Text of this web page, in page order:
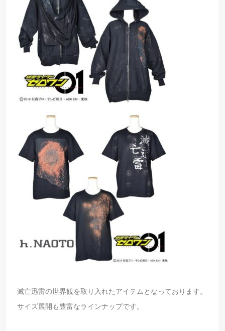
滅亡迅雷の世界観を取り入れたアイテムとなっております。
サイズ展開も豊富なラインナップです。